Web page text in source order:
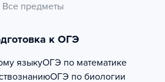
Все предметы
к ОГЭ
языкуОГЭ по математике
ОГЭ по биологии